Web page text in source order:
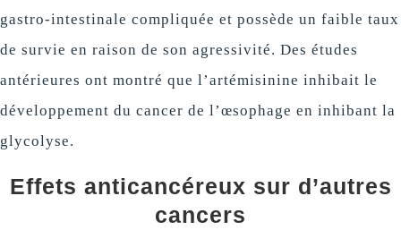
gastro-intestinale compliquée et possède un faible taux
de survie en raison de son agressivité. Des études
antérieures ont montré que l’artémisinine inhibait le
développement du cancer de l’œsophage en inhibant la
glycolyse.
Effets anticancéreux sur d’autres
cancers